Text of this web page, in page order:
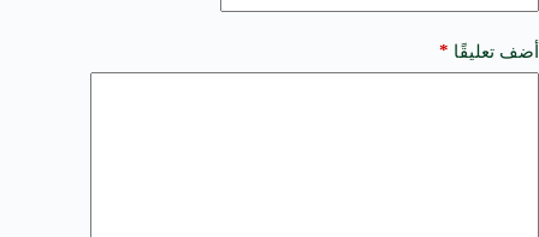
أضف تعليقًا *